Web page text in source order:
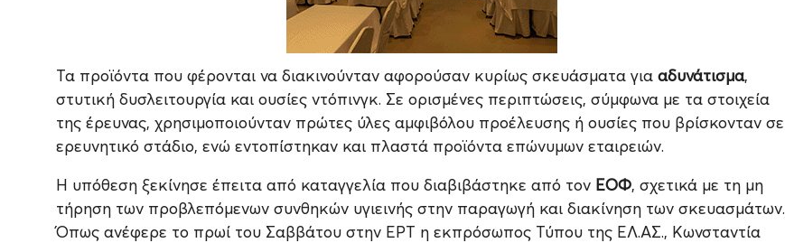
Τα προϊόντα που φέρονται να διακινούνταν αφορούσαν κυρίως σκευάσματα για αδυνάτισμα,
στυτική δυσλειτουργία και ουσίες ντόπινγκ. Σε ορισμένες περιπτώσεις, σύμφωνα με τα στοιχεία
της έρευνας, χρησιμοποιούνταν πρώτες ύλες αμφιβόλου προέλευσης ή ουσίες που βρίσκονταν σε
ερευνητικό στάδιο, ενώ εντοπίστηκαν και πλαστά προϊόντα επώνυμων εταιρειών.
Η υπόθεση ξεκίνησε έπειτα από καταγγελία που διαβιβάστηκε από τον ΕΟΦ, σχετικά με τη μη
τήρηση των προβλεπόμενων συνθηκών υγιεινής στην παραγωγή και διακίνηση των σκευασμάτων.
Όπως ανέφερε το πρωί του Σαββάτου στην ΕΡΤ η εκπρόσωπος Τύπου της ΕΛ.ΑΣ., Κωνσταντία